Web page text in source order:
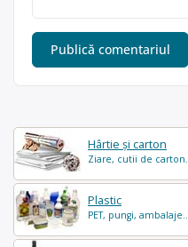
Hârtie și carton
Ziare, cutii de carton...
Plastic
PET, pungi, ambalaje...